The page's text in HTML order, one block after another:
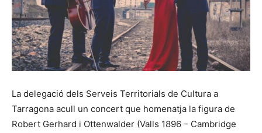
La delegació dels Serveis Territorials de Cultura a
Tarragona acull un concert que homenatja la figura de
Robert Gerhard i Ottenwalder (Valls 1896 – Cambridge